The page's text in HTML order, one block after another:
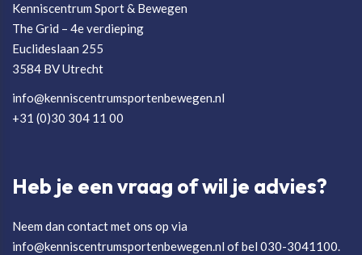
Kenniscentrum Sport & Bewegen
The Grid – 4e verdieping
Euclideslaan 255
3584 BV Utrecht
info@kenniscentrumsportenbewegen.nl
+31 (0)30 304 11 00
Heb je een vraag of wil je advies?
Neem dan contact met ons op via
info@kenniscentrumsportenbewegen.nl of bel 030-3041100.